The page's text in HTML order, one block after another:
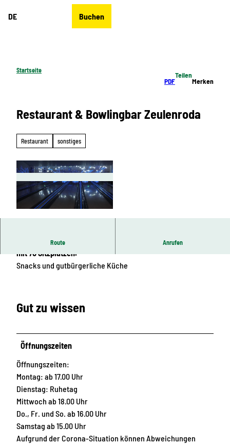
DE Buchen
Startseite
PDF
Teilen
Merken
Restaurant & Bowlingbar Zeulenroda
Restaurant sonstiges
Route Anrufen
Moderne Bowlingbar mit 6-Bahnenanlage und Restaurant
mit 70 Sitzplätzen.
Snacks und gutbürgerliche Küche
Gut zu wissen
Öffnungszeiten
Öffnungszeiten:
Montag: ab 17.00 Uhr
Dienstag: Ruhetag
Mittwoch ab 18.00 Uhr
Do., Fr. und So. ab 16.00 Uhr
Samstag ab 15.00 Uhr
Aufgrund der Corona-Situation können Abweichungen